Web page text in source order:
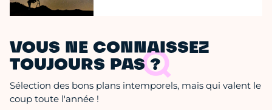
VOUS NE CONNAISSEZ
TOUJOURS PAS ?
Sélection des bons plans intemporels, mais qui valent le
coup toute l'année !